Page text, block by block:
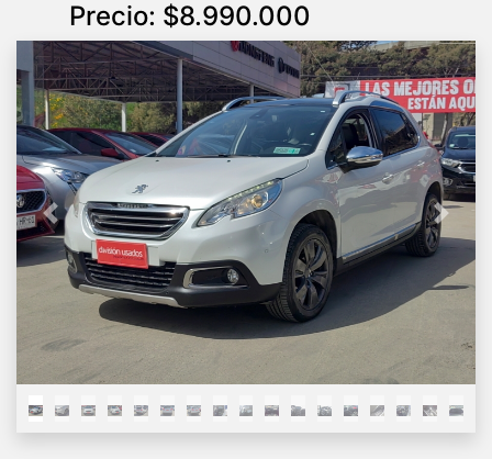
Precio: $8.990.000
Previous Next